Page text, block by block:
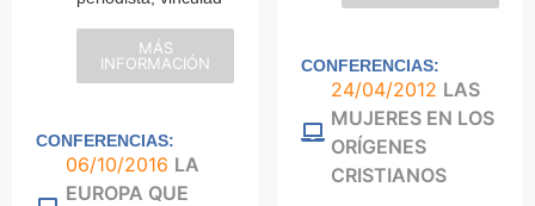
MÁS
INFORMACIÓN
CONFERENCIAS:
06/10/2016 LA
EUROPA QUE
CONFERENCIAS:
24/04/2012 LAS
MUJERES EN LOS
ORÍGENES
CRISTIANOS